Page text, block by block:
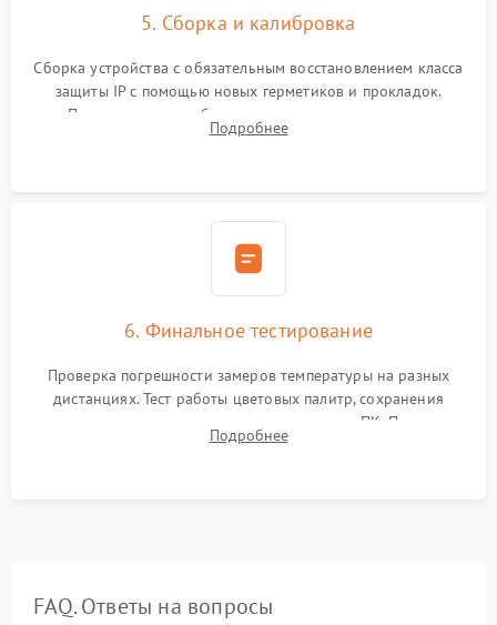
5. Сборка и калибровка
Сборка устройства с обязательным восстановлением класса
защиты IP с помощью новых герметиков и прокладок.
Программная калибровка матрицы по эталонному
абсолютно черному телу для точного измерения температур.
Подробнее
6. Финальное тестирование
Проверка погрешности замеров температуры на разных
дистанциях. Тест работы цветовых палитр, сохранения
термограмм в память и передачи данных на ПК. Проверка
автономности работы и итоговый контроль качества.
Подробнее
FAQ. Ответы на вопросы